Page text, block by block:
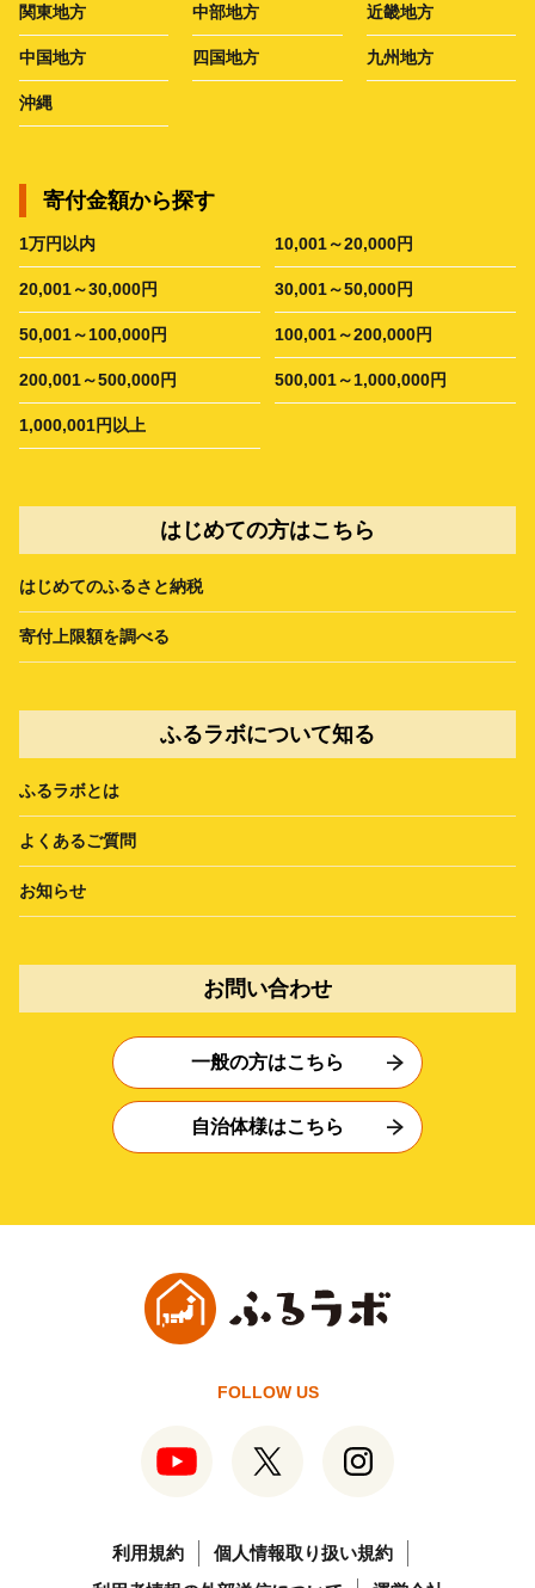
関東地方 中部地方 近畿地方
中国地方 四国地方 九州地方
沖縄
寄付金額から探す
1万円以内 10,001～20,000円
20,001～30,000円 30,001～50,000円
50,001～100,000円 100,001～200,000円
200,001～500,000円 500,001～1,000,000円
1,000,001円以上
はじめての方はこちら
はじめてのふるさと納税
寄付上限額を調べる
ふるラボについて知る
ふるラボとは
よくあるご質問
お知らせ
お問い合わせ
一般の方はこちら
自治体様はこちら
FOLLOW US
利用規約
個人情報取り扱い規約